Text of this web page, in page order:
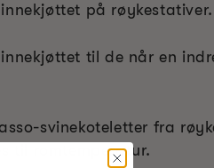
på røykestativer.
til de når en
svinekoteletter fra
til romtemperatur.